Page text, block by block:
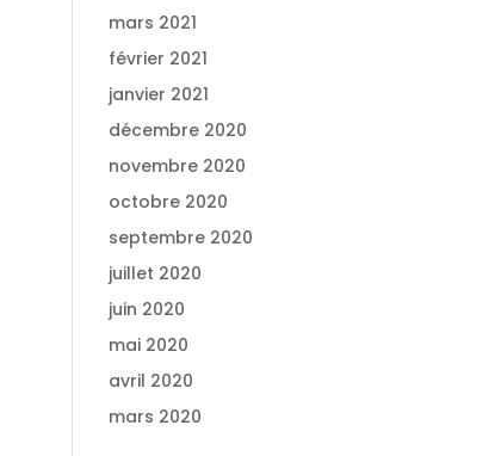
mars 2021
février 2021
janvier 2021
décembre 2020
novembre 2020
octobre 2020
septembre 2020
juillet 2020
juin 2020
mai 2020
avril 2020
mars 2020